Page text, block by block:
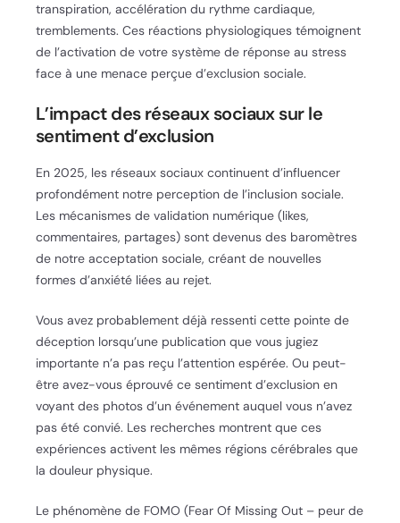
transpiration, accélération du rythme cardiaque,
tremblements. Ces réactions physiologiques témoignent
de l’activation de votre système de réponse au stress
face à une menace perçue d’exclusion sociale.
L’impact des réseaux sociaux sur le
sentiment d’exclusion
En 2025, les réseaux sociaux continuent d’influencer
profondément notre perception de l’inclusion sociale.
Les mécanismes de validation numérique (likes,
commentaires, partages) sont devenus des baromètres
de notre acceptation sociale, créant de nouvelles
formes d’anxiété liées au rejet.
Vous avez probablement déjà ressenti cette pointe de
déception lorsqu’une publication que vous jugiez
importante n’a pas reçu l’attention espérée. Ou peut-
être avez-vous éprouvé ce sentiment d’exclusion en
voyant des photos d’un événement auquel vous n’avez
pas été convié. Les recherches montrent que ces
expériences activent les mêmes régions cérébrales que
la douleur physique.
Le phénomène de FOMO (Fear Of Missing Out – peur de